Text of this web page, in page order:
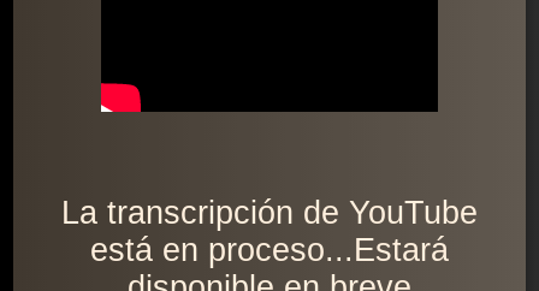
La transcripción de YouTube
está en proceso...Estará